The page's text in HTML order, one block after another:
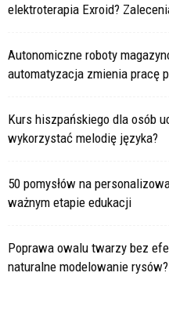
elektroterapia Exroid?
Autonomiczne roboty
automatyzacja zmienia pracę
Kurs hiszpańskiego dla osób
wykorzystać melodię języka?
50 pomysłów na
ważnym etapie edukacji
Poprawa owalu twarzy bez
naturalne modelowanie rysów?